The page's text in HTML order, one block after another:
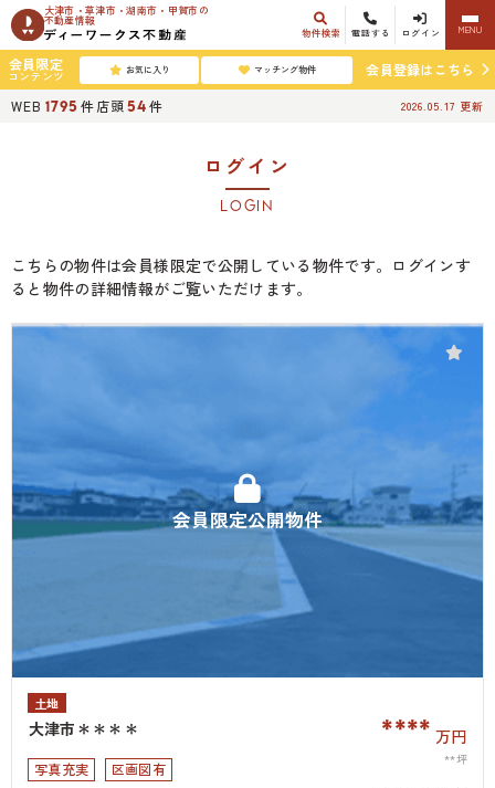
大津市・草津市・湖南市・甲賀市の
不動産情報
物件検索 電話する ログイン MENU
会員限定
コンテンツ お気に入り マッチング物件
会員登録はこちら
WEB 1795 件店頭54 件 2026.05.17 更新
ログイン
LOGIN
こちらの物件は会員様限定で公開している物件です。ログインす
ると物件の詳細情報がご覧いただけます。
会員限定公開物件
土地
大津市＊＊＊＊ **** 万円
**坪
写真充実 区画図有